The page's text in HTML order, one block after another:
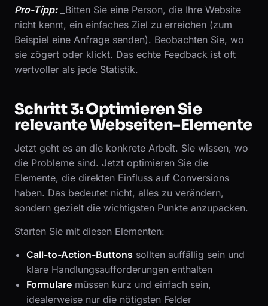
Pro-Tipp:_Bitten Sie eine Person, die Ihre Website
nicht kennt, ein einfaches Ziel zu erreichen (zum
Beispiel eine Anfrage senden). Beobachten Sie, wo
sie zögert oder klickt. Das echte Feedback ist oft
wertvoller als jede Statistik.
Schritt 3: Optimieren Sie
relevante Webseiten-Elemente
Jetzt geht es an die konkrete Arbeit. Sie wissen, wo
die Probleme sind. Jetzt optimieren Sie die
Elemente, die direkten Einfluss auf Conversions
haben. Das bedeutet nicht, alles zu verändern,
sondern gezielt die wichtigsten Punkte anzupacken.
Starten Sie mit diesen Elementen:
Call-to-Action-Buttons sollten auffällig sein und
klare Handlungsaufforderungen enthalten
Formulare müssen kurz und einfach sein,
idealerweise nur die nötigsten Felder